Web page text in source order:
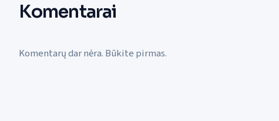
Komentarai
Komentarų dar nėra. Būkite pirmas.